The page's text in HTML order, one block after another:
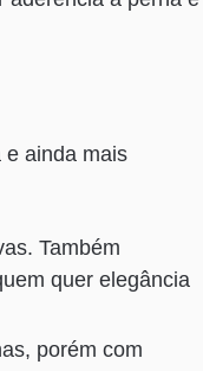
e ainda mais
Também
quer elegância
porém com